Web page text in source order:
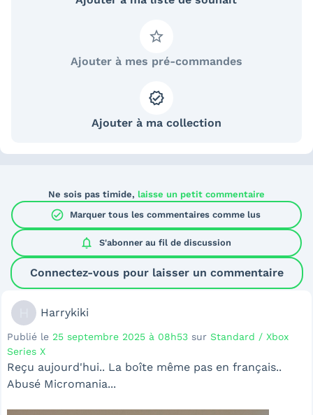
Ajouter à mes pré-commandes
Ajouter à ma collection
Ne sois pas timide, laisse un petit commentaire
check_circle Marquer tous les commentaires comme lus
notifications S'abonner au fil de discussion
Connectez-vous pour laisser un commentaire
Harrykiki
Publié le 25 septembre 2025 à 08h53 sur Standard / Xbox
Series X
Reçu aujourd'hui.. La boîte même pas en français..
Abusé Micromania...